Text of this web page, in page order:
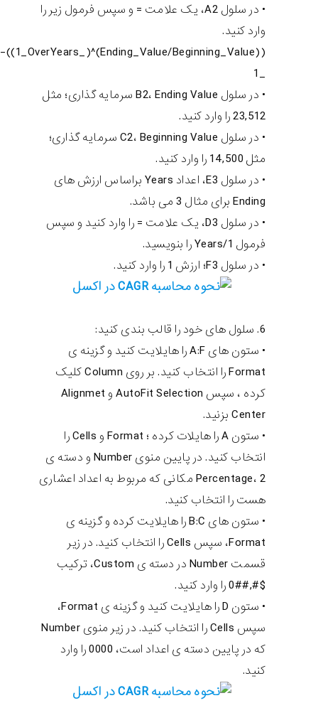
• در سلول A2، یک علامت = و سپس فرمول زیر را
وارد کنید.
((Ending_Value/Beginning_Value)^(_1_OverYears))-
_1
• در سلول B2، Ending Value سرمایه گذاری؛ مثل
23,512 را وارد کنید.
• در سلول C2، Beginning Value سرمایه گذاری؛
مثل 14,500 را وارد کنید.
• در سلول E3، اعداد Years براساس ارزش های
Ending برای مثال 3 می باشد.
• در سلول D3، یک علامت = را وارد کنید و سپس
فرمول 1/Years را بنویسید.
• در سلول F3؛ ارزش 1 را وارد کنید.
6. سلول های خود را قالب بندی کنید:
• ستون های A:F را هایلایت کنید و گزینه ی
Format را انتخاب کنید. بر روی Column کلیک
کرده ، سپس AutoFit Selection و Alignmet
Center بزنید.
• ستون A را هایلات کرده ؛ Format و Cells را
انتخاب کنید. در پایین منوی Number و دسته ی
Percentage، 2 مکانی که مربوط به اعداد اعشاری
هست را انتخاب کنید.
• ستون های B:C را هایلایت کرده و گزینه ی
Format، سپس Cells را انتخاب کنید. در زیر
قسمت Number در دسته ی Custom، ترکیب
$#,##0 را وارد کنید.
• ستون D را هایلایت کنید و گزینه ی Format،
سپس Cells را انتخاب کنید. در زیر منوی Number
که در پایین دسته ی اعداد است، 0000 را وارد
کنید.